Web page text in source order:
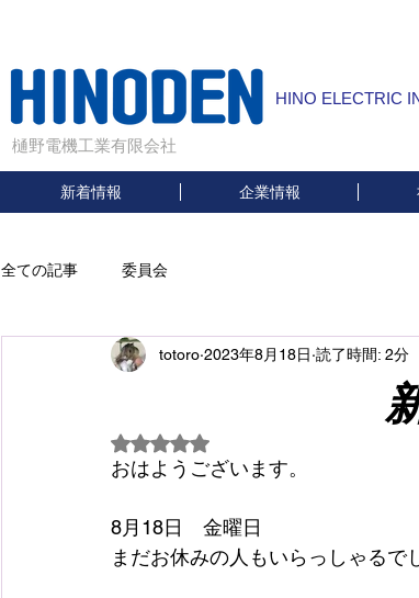
樋野電機工業有限会社
HINO ELECTRIC
新着情報 企業情報
全ての記事 委員会
新幹
totoro 2023年8月18日 読了時間: 2分
5つ星のうちNaNと評価されています。
おはようございます。
8月18日　金曜日
まだお休みの人もいらっしゃるで